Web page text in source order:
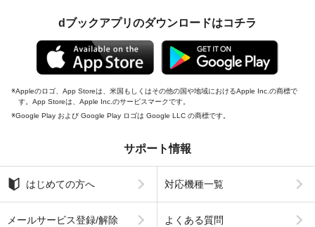
dブックアプリのダウンロードはコチラ
Appleのロゴ、App Storeは、米国もしくはその他の国や地域におけるApple Inc.の商標で
す。App Storeは、Apple Inc.のサービスマークです。
Google Play および Google Play ロゴは Google LLC の商標です。
サポート情報
はじめての方へ 対応機種一覧
メールサービス登録/解除 よくある質問